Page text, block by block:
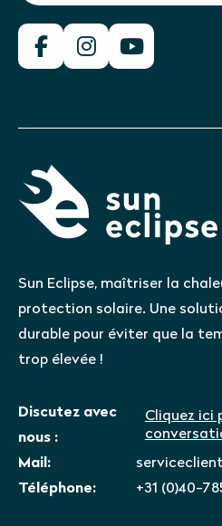
Sun Eclipse, maîtriser la
protection solaire. Une
durable pour éviter que la
trop élevée !
Discutez avec
nous :
Cliquez ici
Mail:
Téléphone:
+31 (0)40-